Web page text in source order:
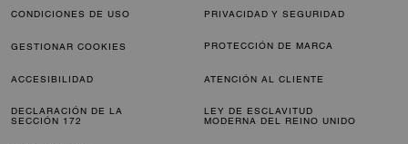
CONDICIONES DE USO PRIVACIDAD Y SEGURIDAD
GESTIONAR COOKIES PROTECCIÓN DE MARCA
ACCESIBILIDAD ATENCIÓN AL CLIENTE
DECLARACIÓN DE LA
SECCIÓN 172
LEY DE ESCLAVITUD
MODERNA DEL REINO UNIDO